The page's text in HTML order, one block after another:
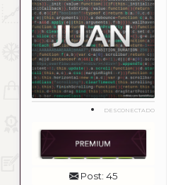
DESCONECTADO
Post: 45